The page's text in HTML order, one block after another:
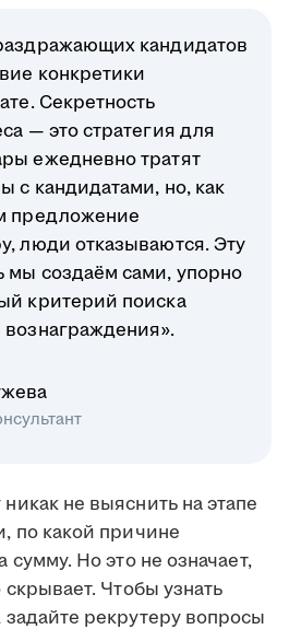
кандидатов
конкретики
Секретность
— это стратегия для
ежедневно тратят
с кандидатами, но, как
предложение
люди отказываются. Эту
мы создаём сами, упорно
критерий поиска
не выяснить на этапе
по какой причине
сумму. Но это не означает,
Чтобы узнать
рекрутеру вопросы